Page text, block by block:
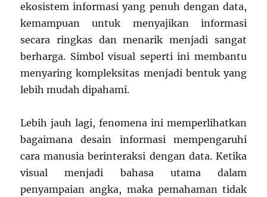
ekosistem informasi yang penuh dengan data,
kemampuan untuk menyajikan informasi
secara ringkas dan menarik menjadi sangat
berharga. Simbol visual seperti ini membantu
menyaring kompleksitas menjadi bentuk yang
lebih mudah dipahami.
Lebih jauh lagi, fenomena ini memperlihatkan
bagaimana desain informasi mempengaruhi
cara manusia berinteraksi dengan data. Ketika
visual menjadi bahasa utama dalam
penyampaian angka, maka pemahaman tidak